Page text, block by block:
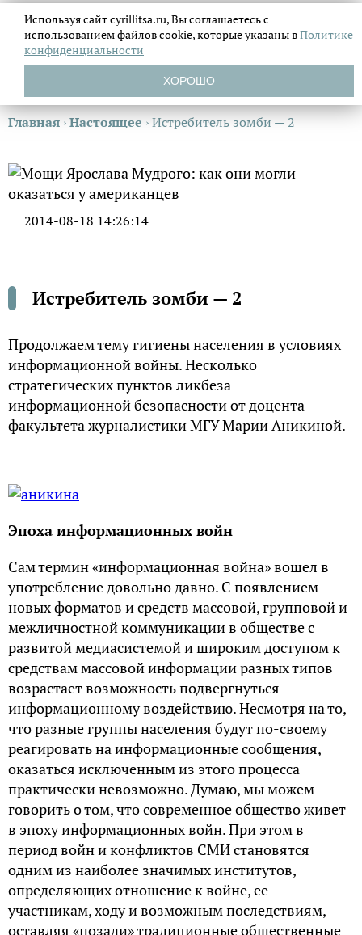
Главная ›Настоящее ›Истребитель зомби — 2
2014-08-18 14:26:14
Истребитель зомби — 2
Продолжаем тему гигиены населения в условиях
информационной войны. Несколько
стратегических пунктов ликбеза
информационной безопасности от доцента
факультета журналистики МГУ Марии Аникиной.
Эпоха информационных войн
Сам термин «информационная война» вошел в
употребление довольно давно. С появлением
новых форматов и средств массовой, групповой и
межличностной коммуникации в обществе с
развитой медиасистемой и широким доступом к
средствам массовой информации разных типов
возрастает возможность подвергнуться
информационному воздействию. Несмотря на то,
что разные группы населения будут по-своему
реагировать на информационные сообщения,
оказаться исключенным из этого процесса
практически невозможно. Думаю, мы можем
говорить о том, что современное общество живет
в эпоху информационных войн. При этом в
период войн и конфликтов СМИ становятся
одним из наиболее значимых институтов,
определяющих отношение к войне, ее
участникам, ходу и возможным последствиям,
оставляя «позади» традиционные общественные
Используя сайт cyrillitsa.ru, Вы соглашаетесь с
использованием файловcookie, которые указаны вПолитике
конфиденциальности
ХОРОШО